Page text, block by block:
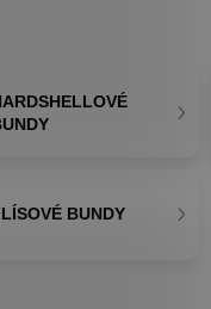
BUNDY